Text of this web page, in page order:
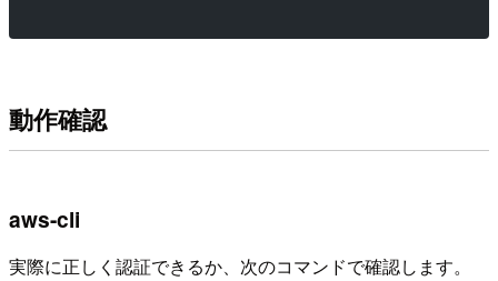
動作確認
aws-cli
実際に正しく認証できるか、次のコマンドで確認します。